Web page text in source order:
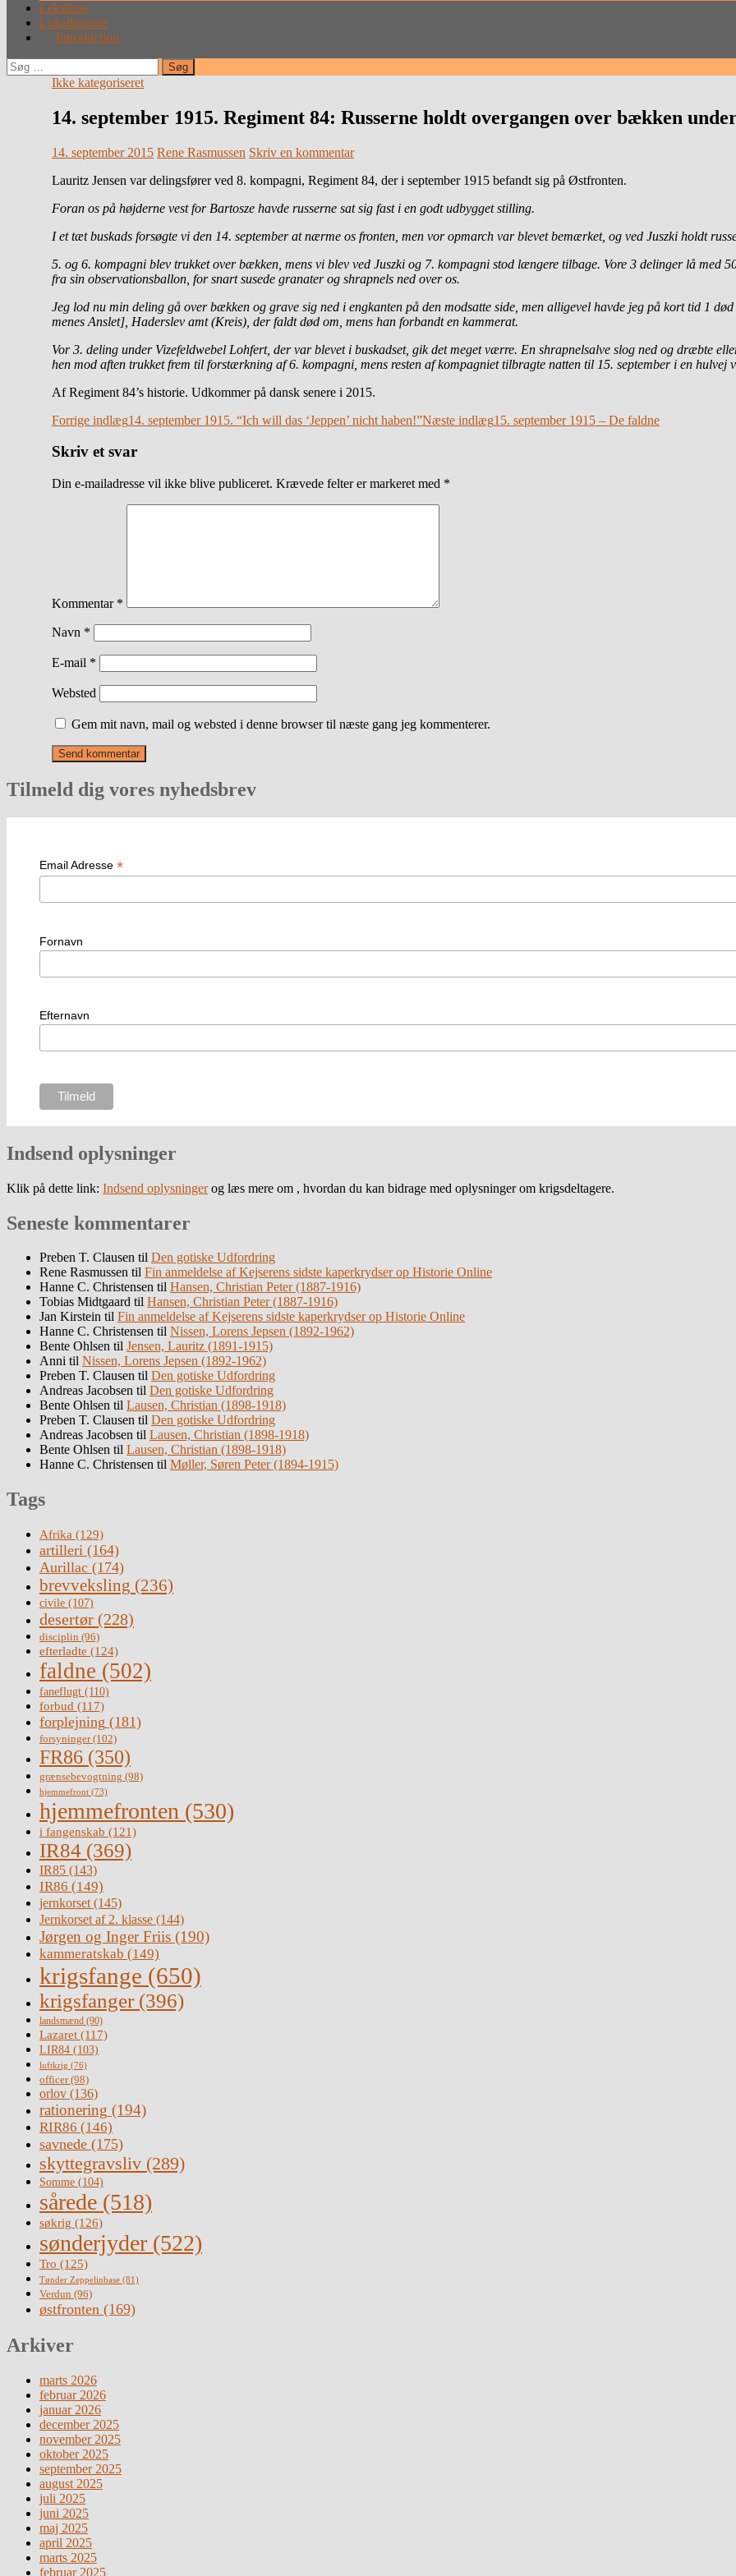
Leksikon
Lokalhistorie
Introduction
Søg
efter:
Ikke kategoriseret
14. september 1915. Regiment 84: Russerne holdt overgangen over bækken
14. september 2015 Rene Rasmussen Skriv en kommentar
Lauritz Jensen var delingsfører ved 8. kompagni, Regiment 84, der i september 1915 befandt sig på Østfronten.
Foran os på højderne vest for Bartosze havde russerne sat sig fast i en godt udbygget stilling.
I et tæt buskads forsøgte vi den 14. september at nærme os fronten, men vor opmarch var blevet bemærket, og ved Juszki holdt
5. og 6. kompagni blev trukket over bækken, mens vi blev ved Juszki og 7. kompagni stod længere tilbage. Vore 3 delinger lå med
fra sin observationsballon, for snart susede granater og shrapnels ned over os.
Jeg lod nu min deling gå over bækken og grave sig ned i engkanten på den modsatte side, men alligevel havde jeg på kort tid 1
menes Anslet], Haderslev amt (Kreis), der faldt død om, mens han forbandt en kammerat.
Vor 3. deling under Vizefeldwebel Lohfert, der var blevet i buskadset, gik det meget værre. En shrapnelsalve slog ned og dræbte
hen mod aften trukket frem til forstærkning af 6. kompagni, mens resten af kompagniet tilbragte natten til 15. september i en hulvej
Af Regiment 84’s historie. Udkommer på dansk senere i 2015.
Indlægsnavigation
Forrige indlæg14. september 1915. “Ich will das ‘Jeppen’ nicht haben!”Næste indlæg15. september 1915 – De faldne
Skriv et svar
Din e-mailadresse vil ikke blive publiceret. Krævede felter er markeret med *
Kommentar *
Navn *
E-mail *
Websted
Gem mit navn, mail og websted i denne browser til næste gang jeg kommenterer.
Tilmeld dig vores nyhedsbrev
Email Adresse *
Fornavn
Efternavn
Indsend oplysninger
Klik på dette link: Indsend oplysningerog læs mere om , hvordan du kan bidrage med oplysninger om krigsdeltagere.
Seneste kommentarer
Preben T. Clausen til Den gotiske Udfordring
Rene Rasmussen til Fin anmeldelse af Kejserens sidste kaperkrydser op Historie Online
Hanne C. Christensen til Hansen, Christian Peter (1887-1916)
Tobias Midtgaard til Hansen, Christian Peter (1887-1916)
Jan Kirstein til Fin anmeldelse af Kejserens sidste kaperkrydser op Historie Online
Hanne C. Christensen til Nissen, Lorens Jepsen (1892-1962)
Bente Ohlsen til Jensen, Lauritz (1891-1915)
Anni til Nissen, Lorens Jepsen (1892-1962)
Preben T. Clausen til Den gotiske Udfordring
Andreas Jacobsen til Den gotiske Udfordring
Bente Ohlsen til Lausen, Christian (1898-1918)
Preben T. Clausen til Den gotiske Udfordring
Andreas Jacobsen til Lausen, Christian (1898-1918)
Bente Ohlsen til Lausen, Christian (1898-1918)
Hanne C. Christensen til Møller, Søren Peter (1894-1915)
Tags
Afrika (129)
artilleri (164)
Aurillac (174)
brevveksling (236)
civile (107)
desertør (228)
disciplin (96)
efterladte (124)
faldne (502)
faneflugt (110)
forbud (117)
forplejning (181)
forsyninger(102)
FR86 (350)
grænsebevogtning (98)
hjemmefront (73)
hjemmefronten (530)
i fangenskab (121)
IR84 (369)
IR85 (143)
IR86 (149)
jernkorset(145)
Jernkorset af 2. klasse (144)
Jørgen og Inger Friis (190)
kammeratskab (149)
krigsfange (650)
krigsfanger (396)
landsmænd (90)
Lazaret (117)
LIR84 (103)
luftkrig (76)
officer(98)
orlov (136)
rationering (194)
RIR86 (146)
savnede (175)
skyttegravsliv (289)
Somme (104)
sårede (518)
søkrig (126)
sønderjyder (522)
Tro (125)
Tønder Zeppelinbase (81)
Verdun (96)
østfronten (169)
Arkiver
marts 2026
februar 2026
januar 2026
december 2025
november 2025
oktober 2025
september 2025
august 2025
juli 2025
juni 2025
maj 2025
april 2025
marts 2025
februar 2025